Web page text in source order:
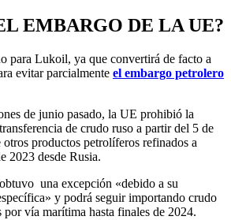
EMBARGO DE LA UE?
para Lukoil, ya que convertirá de facto a
evitar parcialmente el embargo petrolero
de junio pasado, la UE prohibió la
de crudo ruso a partir del 5 de
productos petrolíferos refinados a
2023 desde Rusia.
una excepción «debido a su
y podrá seguir importando crudo
vía marítima hasta finales de 2024.